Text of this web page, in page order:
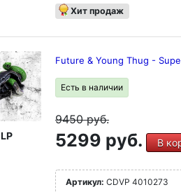
Хит продаж
LP
Future & Young Thug -
Есть в наличии
9450руб.
5299 руб. В
Артикул: CDVP 4010273